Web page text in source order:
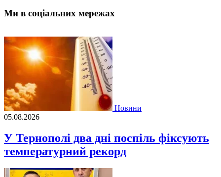
Ми в соціальних мережах
Новини
05.08.2026
У Тернополі два дні поспіль фіксують
температурний рекорд